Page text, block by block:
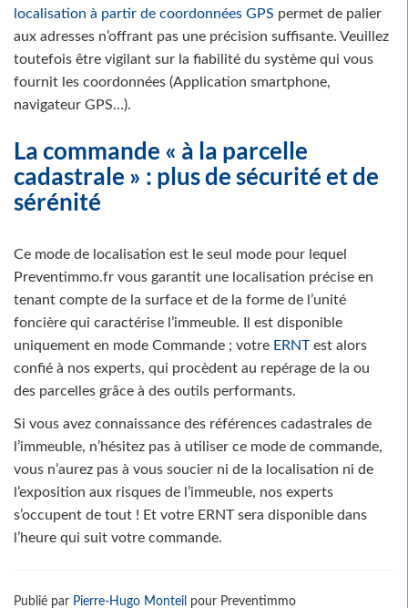
localisation à partir de coordonnées GPS permet de palier
aux adresses n’offrant pas une précision suffisante. Veuillez
toutefois être vigilant sur la fiabilité du système qui vous
fournit les coordonnées (Application smartphone,
navigateur GPS…).
La commande « à la parcelle
cadastrale » : plus de sécurité et de
sérénité
Ce mode de localisation est le seul mode pour lequel
Preventimmo.fr vous garantit une localisation précise en
tenant compte de la surface et de la forme de l’unité
foncière qui caractérise l’immeuble. Il est disponible
uniquement en mode Commande ; votre ERNTest alors
confié à nos experts, qui procèdent au repérage de la ou
des parcelles grâce à des outils performants.
Si vous avez connaissance des références cadastrales de
l’immeuble, n’hésitez pas à utiliser ce mode de commande,
vous n’aurez pas à vous soucier ni de la localisation ni de
l’exposition aux risques de l’immeuble, nos experts
s’occupent de tout ! Et votre ERNT sera disponible dans
l’heure qui suit votre commande.
Publié par Pierre-Hugo Monteil pour Preventimmo